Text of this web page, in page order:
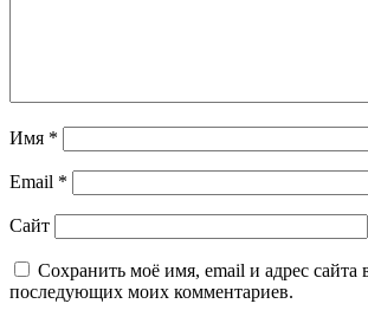
Имя *
Email *
Сайт
Сохранить моё имя, email и адрес сайта
последующих моих комментариев.